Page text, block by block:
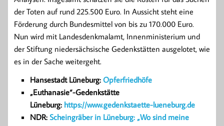
der Toten auf rund 225.500 Euro. In Aussicht steht eine
Förderung durch Bundesmittel von bis zu 170.000 Euro.
Nun wird mit Landesdenkmalamt, Innenministerium und
der Stiftung niedersächsische Gedenkstätten ausgelotet, wie
es in der Sache weitergeht.
Hansestadt Lüneburg: Opferfriedhöfe
„Euthanasie“-Gedenkstätte
Lüneburg: https://www.gedenkstaette-lueneburg.de
NDR: Scheingräber in Lüneburg: „Wo sind meine